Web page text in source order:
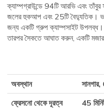
ক্যাম্পগ্রাউন্ডে 94টি আরভি এবং তাঁবুর
জলের হুকআপ এবং 25টি বৈদ্যুতিক।
জন্য একটি গ্রুপ ক্যাম্পসাইট উপলব্ধ।
তারপর সৈকতে আঘাত করুন, একটি মজার
অবস্থান
ফ্রেসনো থেকে দূরত্ব
45